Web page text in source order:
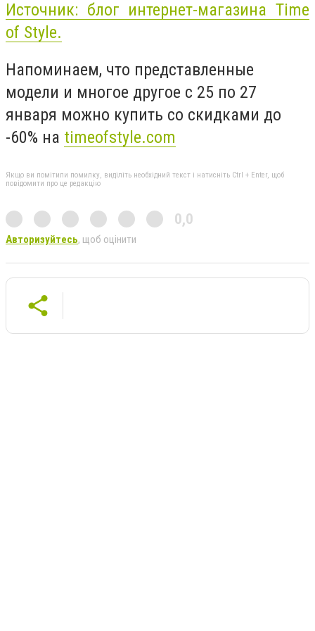
Источник: блог интернет-магазина Time
of Style.
Напоминаем, что представленные
модели и многое другое с 25 по 27
января можно купить со скидками до
-60% на timeofstyle.com
Якщо ви помітили помилку, виділіть необхідний текст і натисніть Ctrl + Enter, щоб
повідомити про це редакцію
0,0
Авторизуйтесь, щоб оцінити